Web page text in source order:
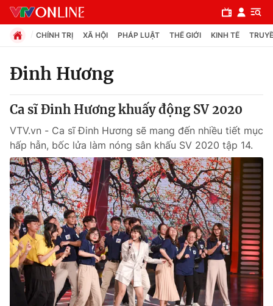
Chuyên mục
Xã hội
Pháp luật
Y tế
Thế giới
Tin tức
Kinh tế
CHÍNH TRỊ XÃ HỘI PHÁP LUẬT THẾ GIỚI KINH TẾ
Đinh Hương
Ca sĩ Đinh Hương khuấy động SV 2020
VTV.vn - Ca sĩ Đinh Hương sẽ mang đến nhiều tiết mục
hấp hẫn, bốc lửa làm nóng sân khấu SV 2020 tập 14.